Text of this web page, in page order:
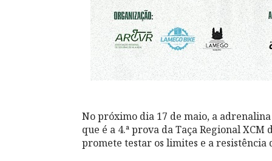
No próximo dia 17 de maio, a
que é a 4.ª prova da Taça Regional
promete testar os limites e a